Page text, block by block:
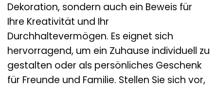
Dekoration, sondern auch ein Beweis für
Ihre Kreativität und Ihr
Durchhaltevermögen. Es eignet sich
hervorragend, um ein Zuhause individuell zu
gestalten oder als persönliches Geschenk
für Freunde und Familie. Stellen Sie sich vor,